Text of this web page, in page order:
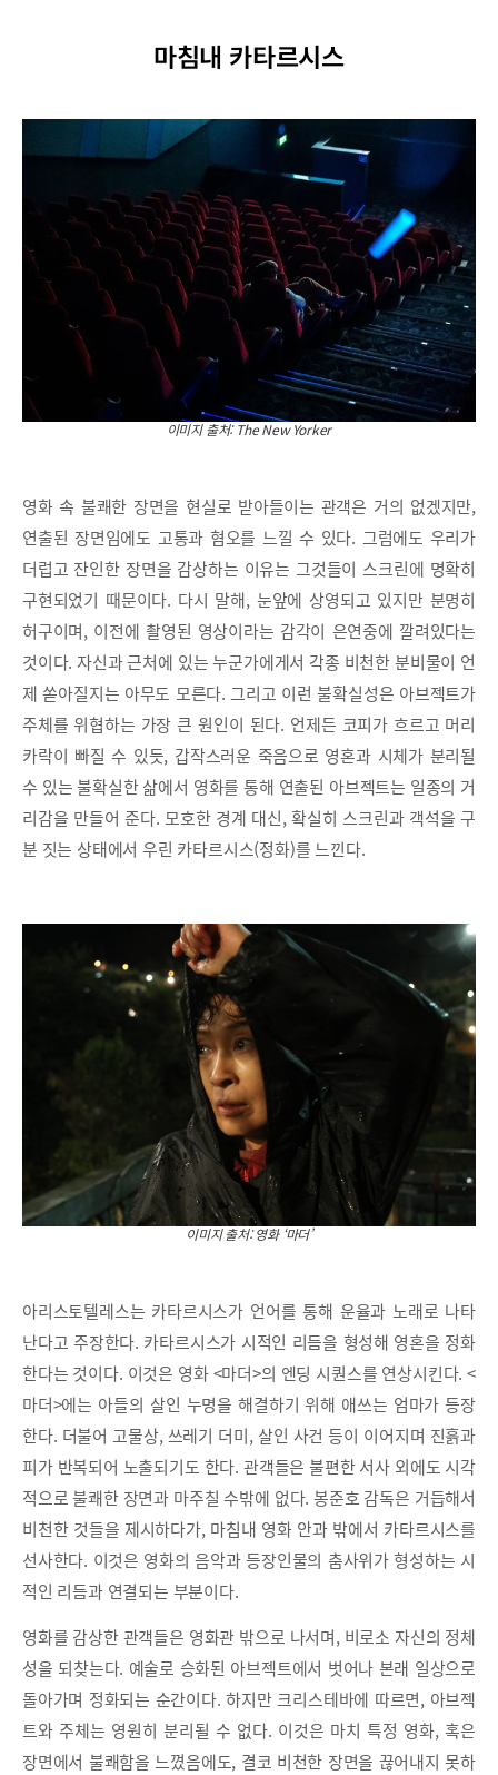
마침내 카타르시스
이미지 출처: The New Yorker
영화 속 불쾌한 장면을 현실로 받아들이는 관객은 거의 없겠지만,
연출된 장면임에도 고통과 혐오를 느낄 수 있다. 그럼에도 우리가
더럽고 잔인한 장면을 감상하는 이유는 그것들이 스크린에 명확히
구현되었기 때문이다. 다시 말해, 눈앞에 상영되고 있지만 분명히
허구이며, 이전에 촬영된 영상이라는 감각이 은연중에 깔려있다는
것이다. 자신과 근처에 있는 누군가에게서 각종 비천한 분비물이 언
제 쏟아질지는 아무도 모른다. 그리고 이런 불확실성은 아브젝트가
주체를 위협하는 가장 큰 원인이 된다. 언제든 코피가 흐르고 머리
카락이 빠질 수 있듯, 갑작스러운 죽음으로 영혼과 시체가 분리될
수 있는 불확실한 삶에서 영화를 통해 연출된 아브젝트는 일종의 거
리감을 만들어 준다. 모호한 경계 대신, 확실히 스크린과 객석을 구
분 짓는 상태에서 우린 카타르시스(정화)를 느낀다.
이미지 출처: 영화 ‘마더’
아리스토텔레스는 카타르시스가 언어를 통해 운율과 노래로 나타
난다고 주장한다. 카타르시스가 시적인 리듬을 형성해 영혼을 정화
한다는 것이다. 이것은 영화 <마더>의 엔딩 시퀀스를 연상시킨다. <
마더>에는 아들의 살인 누명을 해결하기 위해 애쓰는 엄마가 등장
한다. 더불어 고물상, 쓰레기 더미, 살인 사건 등이 이어지며 진흙과
피가 반복되어 노출되기도 한다. 관객들은 불편한 서사 외에도 시각
적으로 불쾌한 장면과 마주칠 수밖에 없다. 봉준호 감독은 거듭해서
비천한 것들을 제시하다가, 마침내 영화 안과 밖에서 카타르시스를
선사한다. 이것은 영화의 음악과 등장인물의 춤사위가 형성하는 시
적인 리듬과 연결되는 부분이다.
영화를 감상한 관객들은 영화관 밖으로 나서며, 비로소 자신의 정체
성을 되찾는다. 예술로 승화된 아브젝트에서 벗어나 본래 일상으로
돌아가며 정화되는 순간이다. 하지만 크리스테바에 따르면, 아브젝
트와 주체는 영원히 분리될 수 없다. 이것은 마치 특정 영화, 혹은
장면에서 불쾌함을 느꼈음에도, 결코 비천한 장면을 끊어내지 못하